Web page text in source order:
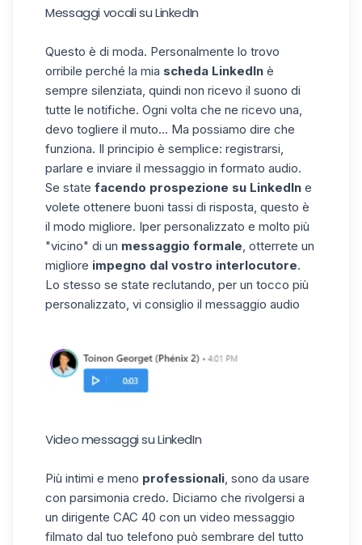
Messaggi vocali su LinkedIn
Questo è di moda. Personalmente lo trovo
orribile perché la mia scheda LinkedIn è
sempre silenziata, quindi non ricevo il suono di
tutte le notifiche. Ogni volta che ne ricevo una,
devo togliere il muto... Ma possiamo dire che
funziona. Il principio è semplice: registrarsi,
parlare e inviare il messaggio in formato audio.
Se state facendo prospezione su LinkedIn e
volete ottenere buoni tassi di risposta, questo è
il modo migliore. Iper personalizzato e molto più
"vicino" di un messaggio formale , otterrete un
migliore impegno dal vostro interlocutore.
Lo stesso se state reclutando, per un tocco più
personalizzato, vi consiglio il messaggio audio
Video messaggi su LinkedIn
Più intimi e meno professionali, sono da usare
con parsimonia credo. Diciamo che rivolgersi a
un dirigente CAC 40 con un video messaggio
filmato dal tuo telefono può sembrare del tutto